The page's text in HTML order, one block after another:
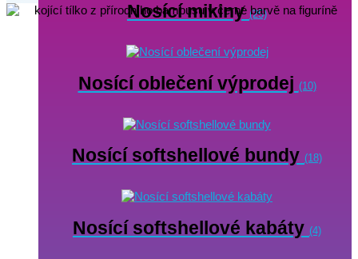
Nosící mikiny (25)
Nosící oblečení výprodej (10)
Nosící softshellové bundy (18)
Nosící softshellové kabáty (4)